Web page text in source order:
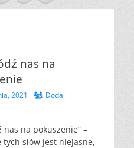
nas na
2021
Dodaj
nas na pokuszenie” –
tych słów jest niejasne,